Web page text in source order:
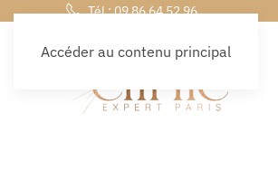
Accéder au contenu principal
Tél : 09 86 64 52 96